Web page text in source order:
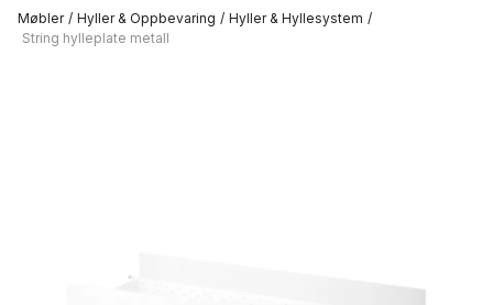
Møbler / Hyller & Oppbevaring / Hyller & Hyllesystem /
String hylleplate metall